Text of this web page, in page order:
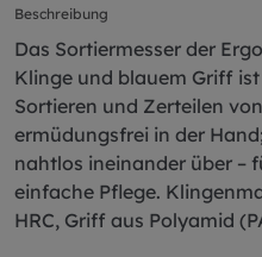
Beschreibung
Das Sortiermesser der
Klinge und blauem Griff
Sortieren und Zerteilen
ermüdungsfrei in der
nahtlos ineinander über –
einfache Pflege.
HRC, Griff aus Polyamid